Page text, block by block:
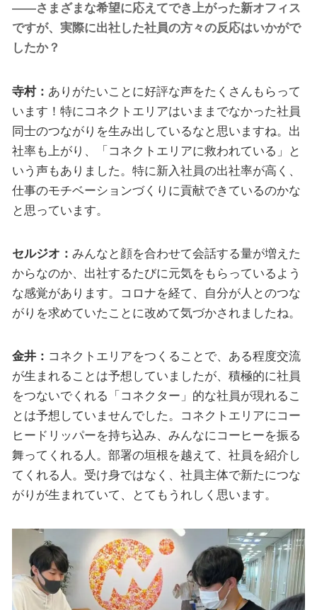
――さまざまな希望に応えてでき上がった新オフィス
ですが、実際に出社した社員の方々の反応はいかがで
したか？
寺村： ありがたいことに好評な声をたくさんもらって
います！特にコネクトエリアはいままでなかった社員
同士のつながりを生み出しているなと思いますね。出
社率も上がり、「コネクトエリアに救われている」と
いう声もありました。特に新入社員の出社率が高く、
仕事のモチベーションづくりに貢献できているのかな
と思っています。
セルジオ： みんなと顔を合わせて会話する量が増えた
からなのか、出社するたびに元気をもらっているよう
な感覚があります。コロナを経て、自分が人とのつな
がりを求めていたことに改めて気づかされましたね。
金井： コネクトエリアをつくることで、ある程度交流
が生まれることは予想していましたが、積極的に社員
をつないでくれる「コネクター」的な社員が現れるこ
とは予想していませんでした。コネクトエリアにコー
ヒードリッパーを持ち込み、みんなにコーヒーを振る
舞ってくれる人。部署の垣根を越えて、社員を紹介し
てくれる人。受け身ではなく、社員主体で新たにつな
がりが生まれていて、とてもうれしく思います。